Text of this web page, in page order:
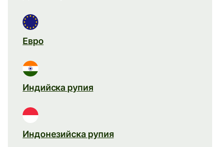
Евро
Индийска рупия
Индонезийска рупия